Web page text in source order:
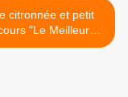
citronnée et petit
"Le Meilleur
Pâtissier" >